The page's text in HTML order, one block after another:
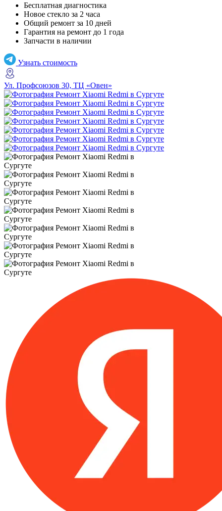
Бесплатная диагностика
Новое стекло за 2 часа
Общий ремонт за 10 дней
Гарантия на ремонт до 1 года
Запчасти в наличии
Узнать стоимость
Ул. Профсоюзов 30, ТЦ «Овен»